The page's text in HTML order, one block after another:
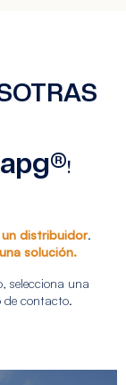
apg®!
distribuidor.
solución.
selecciona una
de contacto.